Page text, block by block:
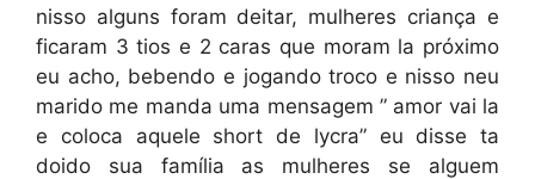
nisso alguns foram deitar, mulheres criança e
ficaram 3 tios e 2 caras que moram la próximo
eu acho, bebendo e jogando troco e nisso neu
marido me manda uma mensagem ” amor vai la
e coloca aquele short de lycra” eu disse ta
doido sua família as mulheres se alguem